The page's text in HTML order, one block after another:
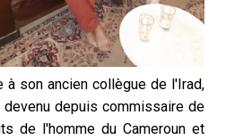
à son ancien collègue de l'Irad,
devenu depuis commissaire de
de l'homme du Cameroun et